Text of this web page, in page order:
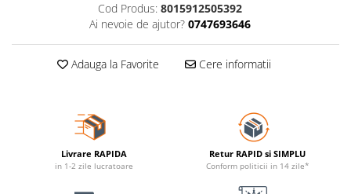
Cod Produs: 8015912505392
Ai nevoie de ajutor? 0747693646
Adauga la Favorite Cere informatii
Livrare RAPIDA
in 1-2 zile lucratoare
Retur RAPID si SIMPLU
Conform politicii in 14 zile*